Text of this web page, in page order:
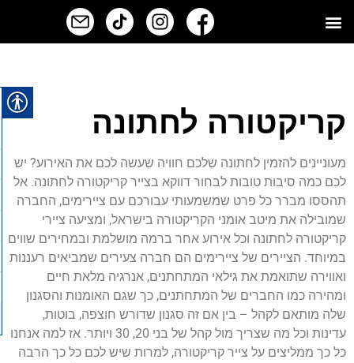
קריקטורה לחתונה
מעוניינים להזמין לחתונה שלכם חוויה שעשה לכם את האירוע? יש
לכם כמה סיבות טובות לבחור דווקא בצייר קריקטורה לחתונה. אל
תהססו מברר כל פרט שמשמעותי עבורכם עם ציירימים, החברה
שמובילה את מיטב אומני הקריקטורה בישראל, ומציעה ציירי
קריקטורה לחתונה וכל אירוע אחר ברמה מושלמת ובמחירים שווים
במיוחד. הציירים של ציירימים הם חברה צעירים שמביאים רעננות
ואווירה שתואמת את גילאי המתחתנים, אנרגיה מלאת חיים
ומהירה כמו החברים של המתחתנים, כך שגם האומנות והסגנון
שלה מותאם לקהל – בין אם זה סגנון שדורש חוצפה, בוטות,
עדינות וכל מה שצריך מול קהל של בני 20, 30 ויותר. אז למה אנחנו
כל כך ממליצים על צייר קריקטורה, למרות שיש לכם כל כך הרבה